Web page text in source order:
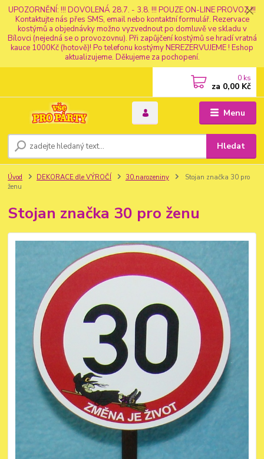
UPOZORNĚNÍ: !!! DOVOLENÁ 28.7. - 3.8. !!! POUZE ON-LINE PROVOZ !!!
Kontaktujte nás přes SMS, email nebo kontaktní formulář. Rezervace
kostýmů a objednávky možno vyzvednout po domluvě ve skladu v
Bílovci (nejedná se o provozovnu). Při zapůjčení kostýmů se hradí vratná
kauce 1000Kč (hotově)! Po telefonu kostýmy NEREZERVUJEME ! Eshop
aktualizujeme. Děkujeme za pochopení.
Menu
Hledat
0 ks
za 0,00 Kč
Úvod DEKORACE dle VÝROČÍ 30.narozeniny
Stojan značka 30 pro
ženu
Stojan značka 30 pro ženu